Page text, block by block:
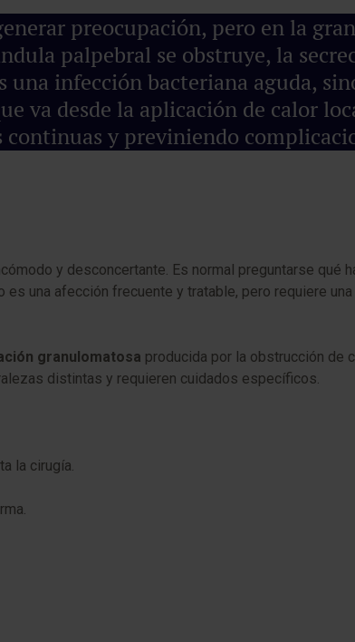
preocupación, pero en la
palpebral se obstruye, la
infección bacteriana aguda,
va desde la aplicación de calor
y previniendo
y desconcertante. Es normal preguntarse qué
una afección frecuente y tratable, pero requiere
granulomatosa producida por la obstrucción de
distintas y requieren cuidados específicos.
la cirugía.